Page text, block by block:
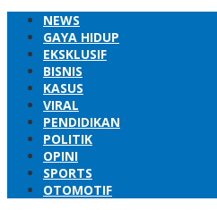
NEWS
GAYA HIDUP
EKSKLUSIF
BISNIS
KASUS
VIRAL
PENDIDIKAN
POLITIK
OPINI
SPORTS
OTOMOTIF